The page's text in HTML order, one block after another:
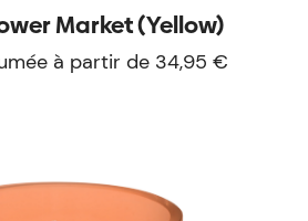
Market (Yellow)
à partir de 34,95 €